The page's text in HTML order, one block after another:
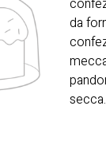
da
secca.